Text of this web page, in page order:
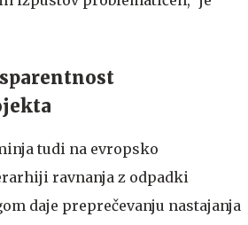
tudi na evropsko
ravnanja z odpadki
daje preprečevanju nastajanja